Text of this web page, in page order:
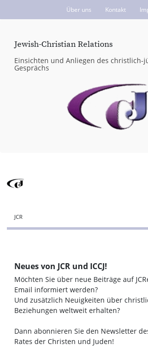
Über uns Kontakt
Jewish-Christian Relations
Einsichten und Anliegen des christlich-
Gesprächs
JCR
Neues von JCR und ICCJ!
Möchten Sie über neue Beiträge auf
Email informiert werden?
Und zusätzlich Neuigkeiten über
Beziehungen weltweit erhalten?
Dann abonnieren Sie den Newsletter
Rates der Christen und Juden!